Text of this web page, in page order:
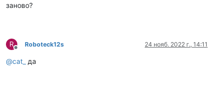
заново?
R
Не в сети
Roboteck12s 24 нояб. 2022 г., 14:11
@cat_ да